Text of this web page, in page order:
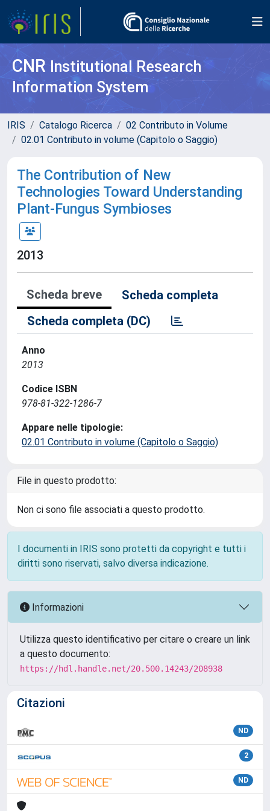
CNR Institutional Research
Information System
IRIS Catalogo Ricerca
02 Contributo in Volume
02.01 Contributo in volume (Capitolo o Saggio)
The Contribution of New
Technologies Toward Understanding
Plant-Fungus Symbioses
2013
Scheda breve
Scheda completa
Scheda completa (DC)
Anno
2013
Codice ISBN
978-81-322-1286-7
Appare nelle tipologie:
02.01 Contributo in volume (Capitolo o Saggio)
File in questo prodotto:
Non ci sono file associati a questo prodotto.
I documenti in IRIS sono protetti da copyright e tutti i
diritti sono riservati, salvo diversa indicazione.
Informazioni
Utilizza questo identificativo per citare o creare un link
a questo documento:
https://hdl.handle.net/20.500.14243/208938
Citazioni
ND
2
ND